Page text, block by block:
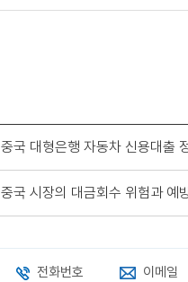
중국 대형은행 자동차 신용대출
중국 시장의 대금회수 위험과 예
전화번호 이메일